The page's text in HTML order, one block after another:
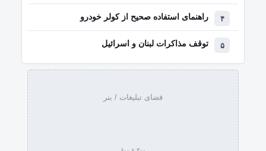
راهنمای استفاده صحیح از کولر خودرو
توقف مذاکرات لبنان و اسرائیل
فضای تبلیغات / بنر